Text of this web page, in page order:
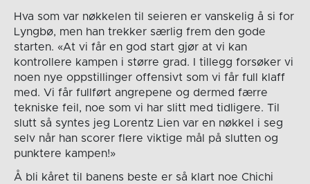
Hva som var nøkkelen til seieren er vanskelig å si for
Lyngbø, men han trekker særlig frem den gode
starten. «At vi får en god start gjør at vi kan
kontrollere kampen i større grad. I tillegg forsøker vi
noen nye oppstillinger offensivt som vi får full klaff
med. Vi får fullført angrepene og dermed færre
tekniske feil, noe som vi har slitt med tidligere. Til
slutt så syntes jeg Lorentz Lien var en nøkkel i seg
selv når han scorer flere viktige mål på slutten og
punktere kampen!»
Å bli kåret til banens beste er så klart noe Chichi